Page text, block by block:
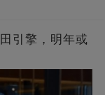
引擎，明年或